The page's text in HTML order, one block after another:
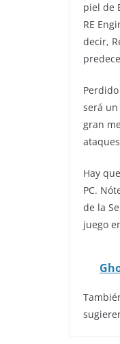
piel de
RE
decir,
será
gran
Hay
PC.
de la
juego